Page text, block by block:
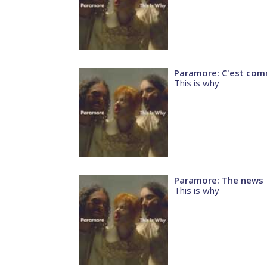
Paramore: C'est
This is why
Paramore: The news
This is why